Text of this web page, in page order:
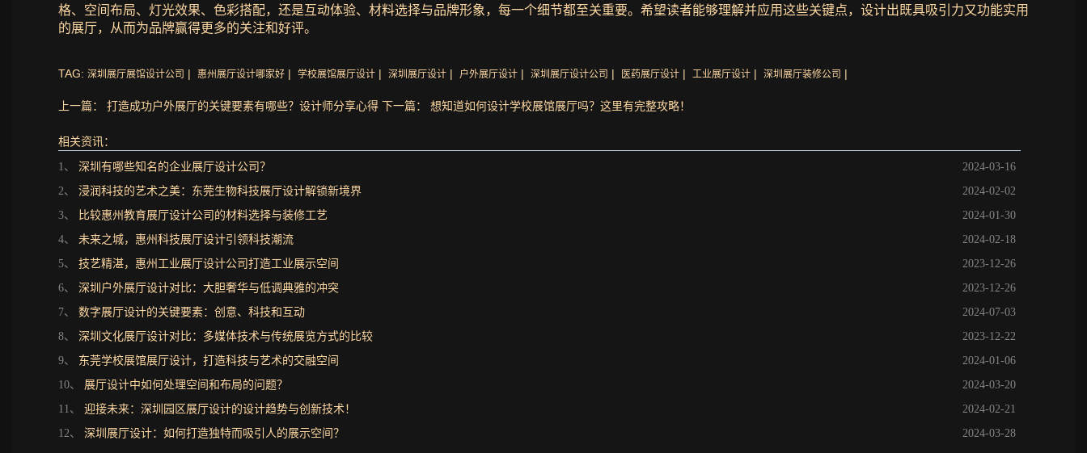
格、空间布局、灯光效果、色彩搭配，还是互动体验、材料选择与品牌形象，每一个细节都至关重要。希望读者能够理解并应用这些关键点，设计出既具吸引力又功能实用
的展厅，从而为品牌赢得更多的关注和好评。
TAG: 深圳展厅展馆设计公司 | 惠州展厅设计哪家好 | 学校展馆展厅设计 | 深圳展厅设计 | 户外展厅设计 | 深圳展厅设计公司 | 医药展厅设计 | 工业展厅设计 | 深圳展厅装修公司 |
上一篇： 打造成功户外展厅的关键要素有哪些？设计师分享心得 下一篇： 想知道如何设计学校展馆展厅吗？这里有完整攻略！
相关资讯：
2024-03-16
1、 深圳有哪些知名的企业展厅设计公司？
2024-02-02
2、 浸润科技的艺术之美：东莞生物科技展厅设计解锁新境界
2024-01-30
3、
比较惠州教育展厅设计公司的材料选择与装修工艺
2024-02-18
4、 未来之城，惠州科技展厅设计引领科技潮流
2023-12-26
5、 技艺精湛，惠州工业展厅设计公司打造工业展示空间
2023-12-26
6、 深圳户外展厅设计对比：大胆奢华与低调典雅的冲突
2024-07-03
7、 数字展厅设计的关键要素：创意、科技和互动
2023-12-22
8、 深圳文化展厅设计对比：多媒体技术与传统展览方式的比较
2024-01-06
9、 东莞学校展馆展厅设计，打造科技与艺术的交融空间
2024-03-20
10、 展厅设计中如何处理空间和布局的问题？
2024-02-21
11、 迎接未来：深圳园区展厅设计的设计趋势与创新技术！
2024-03-28
12、 深圳展厅设计：如何打造独特而吸引人的展示空间？